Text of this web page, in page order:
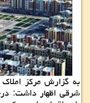
به گزارش مركز